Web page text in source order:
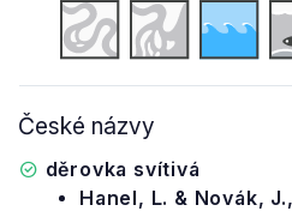
České názvy
děrovka svítivá
Hanel, L. & Novák,